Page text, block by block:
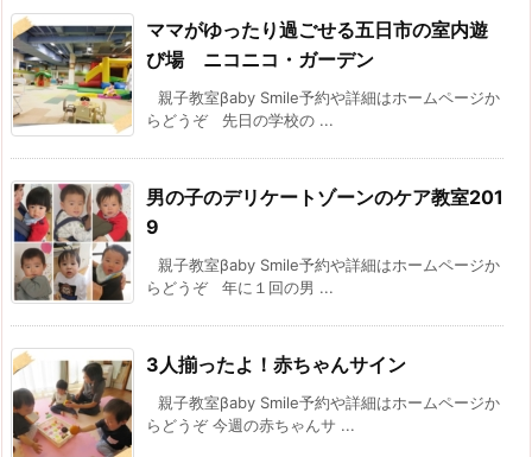
ママがゆったり過ごせる五日市の室内遊
び場 ニコニコ・ガーデン
親子教室βaby Smile予約や詳細はホームページか
らどうぞ 先日の学校の ...
男の子のデリケートゾーンのケア教室201
9
親子教室βaby Smile予約や詳細はホームページか
らどうぞ 年に１回の男 ...
3人揃ったよ！赤ちゃんサイン
親子教室βaby Smile予約や詳細はホームページか
らどうぞ 今週の赤ちゃんサ ...